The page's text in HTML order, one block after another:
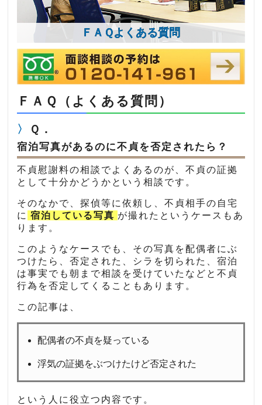
ＦＡＱよくある質問
ＦＡＱ（よくある質問）
Ｑ．
宿泊写真があるのに不貞を否定されたら？
不貞慰謝料の相談でよくあるのが、不貞の証拠
として十分かどうかという相談です。
そのなかで、探偵等に依頼し、不貞相手の自宅
に 宿泊している写真 が撮れたというケースもあ
ります。
このようなケースでも、その写真を配偶者にぶ
つけたら、否定された、シラを切られた、宿泊
は事実でも朝まで相談を受けていたなどと不貞
行為を否定してくることもあります。
この記事は、
配偶者の不貞を疑っている
浮気の証拠をぶつけたけど否定された
という人に役立つ内容です。